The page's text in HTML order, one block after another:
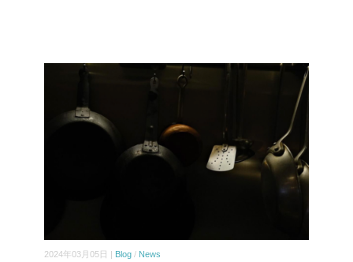
2024年03月05日 | Blog / News